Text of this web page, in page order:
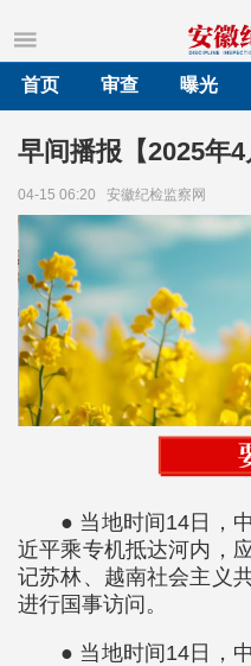
首页
审查 曝光
早间播报【2025年4
04-15 06:20 安徽纪检监察网
● 当地时间14日，
近平乘专机抵达河内，
记苏林、越南社会主义
进行国事访问。
● 当地时间14日，